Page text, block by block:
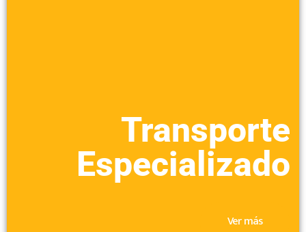
Transporte
Especializado​
Ver más